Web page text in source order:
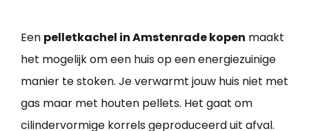
Een pelletkachel in Amstenrade kopen maakt
het mogelijk om een huis op een energiezuinige
manier te stoken. Je verwarmt jouw huis niet met
gas maar met houten pellets. Het gaat om
cilindervormige korrels geproduceerd uit afval.